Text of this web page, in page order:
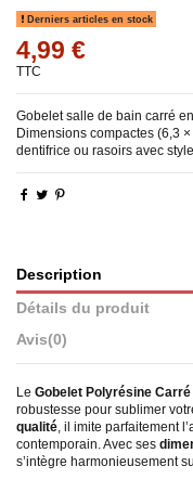
Derniers articles en stock
4,99 €
TTC
Gobelet salle de bain carré
Dimensions compactes (6,3
dentifrice ou rasoirs avec style.
Description
Détails du produit
Avis(0)
Le Gobelet Polyrésine
robustesse pour sublimer
qualité, il imite parfaitement
contemporain. Avec ses
s’intègre harmonieusement